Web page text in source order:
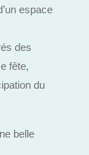
espace
des
fête,
du
belle